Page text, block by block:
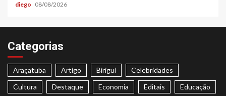
diego 08/08/2026
Categorias
Araçatuba Artigo Birigui
Celebridades
Cultura
Destaque Economia Editais
Educação